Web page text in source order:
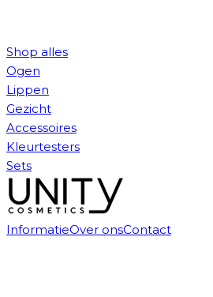
Shop alles
Ogen
Lippen
Gezicht
Accessoires
Kleurtesters
Sets
InformatieOver onsContact